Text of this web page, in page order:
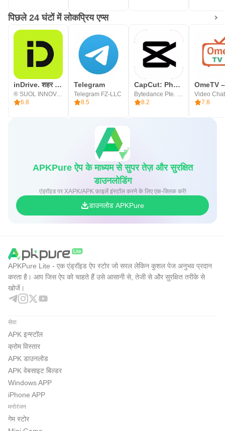
पिछले 24 घंटों में लोकप्रिय एप्स
inDrive. शहर & इंटरसिटी राइड
® SUOL INNOVATIONS LTD
6.8
Telegram
Telegram FZ-LLC
8.5
CapCut: Photo & Video Editor
Bytedance Pte. Ltd.
8.2
7.8
APKPure ऐप के माध्यम से सुपर तेज़ और सुरक्षित
डाउनलोडिंग
एंड्रॉइड पर XAPK/APK फ़ाइलें इंस्टॉल करने के लिए एक-क्लिक करें!
डाउनलोड APKPure
APKPure Lite - एक एंड्रॉइड ऐप स्टोर जो सरल लेकिन कुशल पेज अनुभव प्रदान
करता है। आप जिस ऐप को चाहते हैं उसे आसानी से, तेजी से और सुरक्षित तरीके से
खोजें।
सेवा
APK इन्स्टॉल
क्रोम विस्तार
APK डाउनलोड
APK वेबसाइट बिल्डर
Windows APP
iPhone APP
मनोरंजन
गेम स्टोर